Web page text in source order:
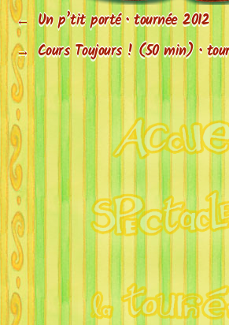
← Un p’tit porté • tournée 2012
→ Cours Toujours ! (50 min) •